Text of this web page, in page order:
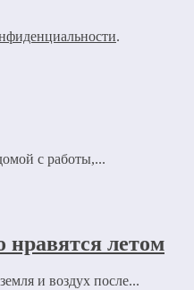
.
с работы,...
нравятся летом
и воздух после...